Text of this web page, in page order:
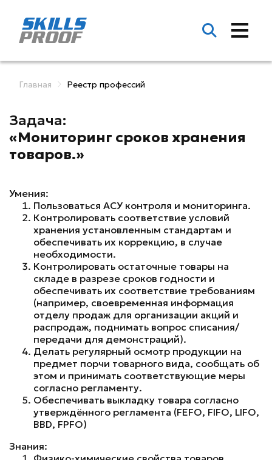
Главная Реестр профессий
Задача:
«Мониторинг сроков хранения
товаров.»
Умения:
Пользоваться АСУ контроля и мониторинга.
Контролировать соответствие условий
хранения установленным стандартам и
обеспечивать их коррекцию, в случае
необходимости.
Контролировать остаточные товары на
складе в разрезе сроков годности и
обеспечивать их соответствие требованиям
(например, своевременная информация
отделу продаж для организации акций и
распродаж, поднимать вопрос списания/
передачи для демонстраций).
Делать регулярный осмотр продукции на
предмет порчи товарного вида, сообщать об
этом и принимать соответствующие меры
согласно регламенту.
Обеспечивать выкладку товара согласно
утверждённого регламента (FEFO, FIFO, LIFO,
BBD, FPFO)
Знания: